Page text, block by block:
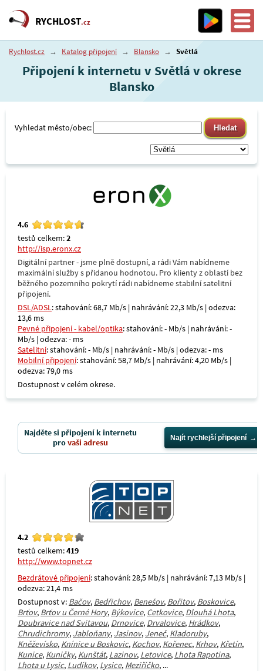
RYCHLOST.cz
Rychlost.cz → Katalog připojení → Blansko → Světlá
Připojení k internetu v Světlá v okrese
Blansko
Vyhledat město/obec:
4.6
testů celkem:2
http://isp.eronx.cz
Digitální partner - jsme plně dostupní, a rádi Vám nabídneme
maximální služby s přidanou hodnotou. Pro klienty z oblastí bez
běžného pozemního pokrytí rádi nabídneme stabilní satelitní
připojení.
DSL/ADSL: stahování: 68,7 Mb/s | nahrávání: 22,3 Mb/s | odezva:
13,6 ms
Pevné připojení - kabel/optika: stahování: - Mb/s | nahrávání: -
Mb/s | odezva: - ms
Satelitní: stahování: - Mb/s | nahrávání: - Mb/s | odezva: - ms
Mobilní připojení: stahování: 58,7 Mb/s | nahrávání: 4,20 Mb/s |
odezva: 79,0 ms
Dostupnost v celém okrese.
Najděte si připojení k internetu
provaši adresu Najít rychlejší připojení
4.2
testů celkem:419
http://www.topnet.cz
Bezdrátové připojení: stahování: 28,5 Mb/s | nahrávání: 7,13 Mb/s |
odezva: 21,4 ms
Dostupnost v: Bačov, Bedřichov, Benešov, Bořitov, Boskovice,
Brťov, Brťov u Černé Hory, Býkovice, Cetkovice, Dlouhá Lhota,
Doubravice nad Svitavou, Drnovice, Drvalovice, Hrádkov,
Chrudichromy, Jabloňany, Jasinov, Jeneč, Kladoruby,
Kněževísko, Knínice u Boskovic, Kochov, Kořenec, Krhov, Křetín,
Kunice, Kuničky, Kunštát, Lazinov, Letovice, Lhota Rapotina,
Lhota u Lysic, Ludíkov, Lysice, Meziříčko, ...